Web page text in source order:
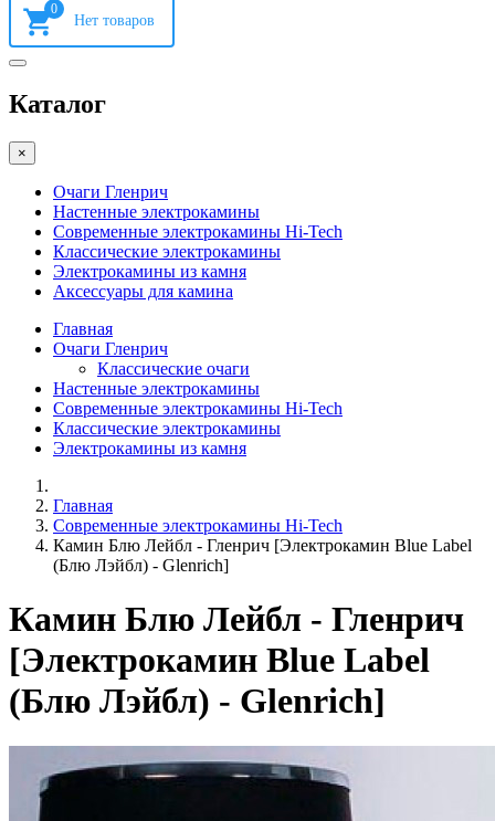
0
Каталог
×
Очаги Гленрич
Настенные электрокамины
Современные электрокамины Hi-Tech
Классические электрокамины
Электрокамины из камня
Аксессуары для камина
Главная
Очаги Гленрич
Классические очаги
Настенные электрокамины
Современные электрокамины Hi-Tech
Классические электрокамины
Электрокамины из камня
Главная
Современные электрокамины Hi-Tech
Камин Блю Лейбл - Гленрич [Электрокамин Blue Label
(Блю Лэйбл) - Glenrich]
Камин Блю Лейбл - Гленрич
[Электрокамин Blue Label
(Блю Лэйбл) - Glenrich]